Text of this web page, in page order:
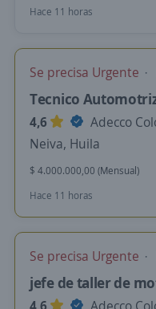
Hace 11 horas
Se precisa Urgente
Tecnico
4,6
Adecco
Neiva, Huila
$ 4.000.000,00 (Mensual)
Hace 11 horas
Se precisa Urgente
jefe de taller de